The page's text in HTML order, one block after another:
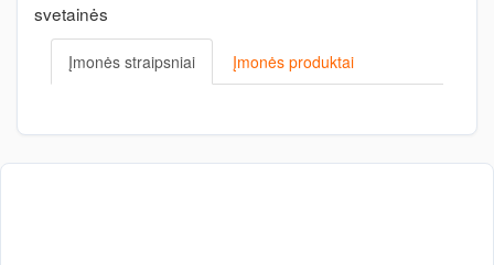
svetainės
Įmonės straipsniai Įmonės produktai